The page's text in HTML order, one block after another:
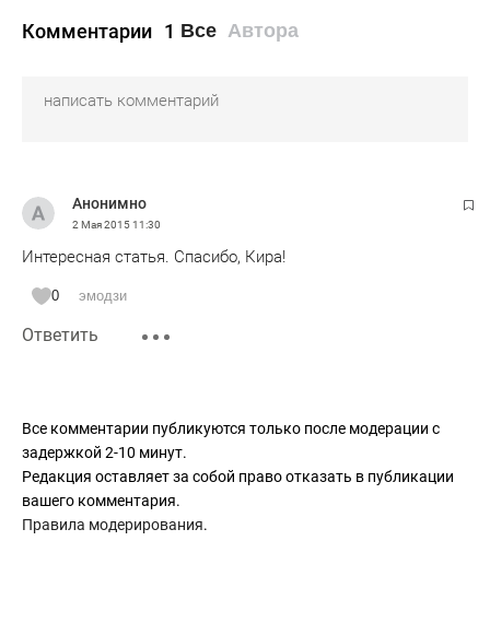
Комментарии 1 Все Автора
Анонимно
2 Мая 201511:30
Интересная статья. Спасибо, Кира!
0 эмодзи
Ответить
Все комментарии публикуются только после модерации с
задержкой 2-10 минут.
Редакция оставляет за собой право отказать в публикации
вашего комментария.
Правила модерирования.